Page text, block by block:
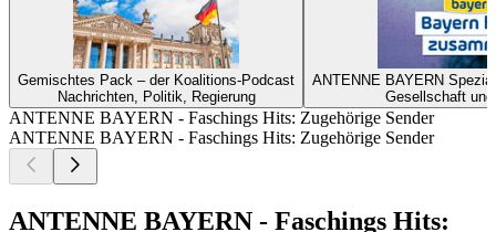
Gemischtes Pack – der Koalitions-Podcast
Nachrichten, Politik, Regierung
ANTENNE BAYERN
Gesellschaft
ANTENNE BAYERN - Faschings Hits: Zugehörige Sender
ANTENNE BAYERN - Faschings Hits: Zugehörige Sender
ANTENNE BAYERN - Faschings Hits: